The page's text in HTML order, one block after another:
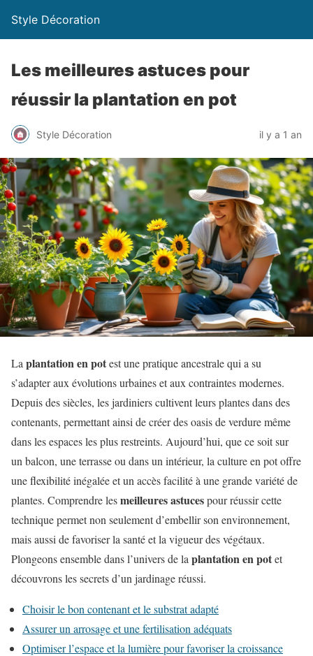
Style Décoration
Les meilleures astuces pour
réussir la plantation en pot
Style Décoration il y a 1 an
La plantation en potest une pratique ancestrale qui a su
s’adapter aux évolutions urbaines et aux contraintes modernes.
Depuis des siècles, les jardiniers cultivent leurs plantes dans des
contenants, permettant ainsi de créer des oasis de verdure même
dans les espaces les plus restreints. Aujourd’hui, que ce soit sur
un balcon, une terrasse ou dans un intérieur, la culture en pot offre
une flexibilité inégalée et un accès facilité à une grande variété de
plantes. Comprendre lesmeilleures astucespour réussir cette
technique permet non seulement d’embellir son environnement,
mais aussi de favoriser la santé et la vigueur des végétaux.
Plongeons ensemble dans l’univers de la plantation en potet
découvrons les secrets d’un jardinage réussi.
Choisir le bon contenant et le substrat adapté
Assurer un arrosage et une fertilisation adéquats
Optimiser l’espace et la lumière pour favoriser la croissance